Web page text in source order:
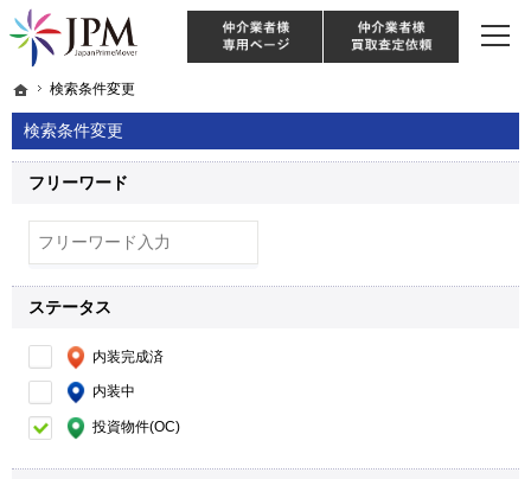
ホーム
検索条件変更
検索条件変更
東京・神奈川・埼玉・千葉のリノベーション住宅や中古マンションを手がける会
【物件買取強化中！】リノベーション住宅・不動産・中古マンションならJPM
フリーワード
ステータス
内装完成済
内装中
投資物件(OC)
ホーム
検索条件変更